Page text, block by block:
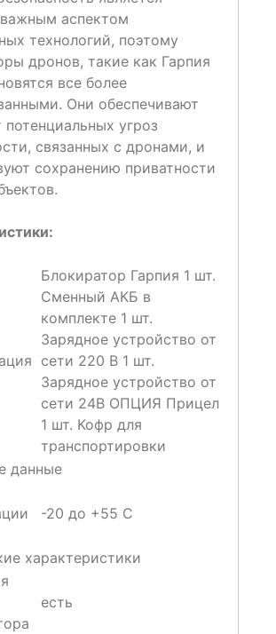
аспектом
технологий, поэтому
дронов, такие как Гарпия
все более
Они обеспечивают
потенциальных угроз
связанных с дронами, и
сохранению приватности
Блокиратор Гарпия 1 шт.
Сменный АКБ в
комплекте 1 шт.
Зарядное устройство от
сети 220 В 1 шт.
Зарядное устройство от
сети 24В ОПЦИЯ Прицел
1 шт. Кофр для
транспортировки
данные
-20 до +55 C
характеристики
есть